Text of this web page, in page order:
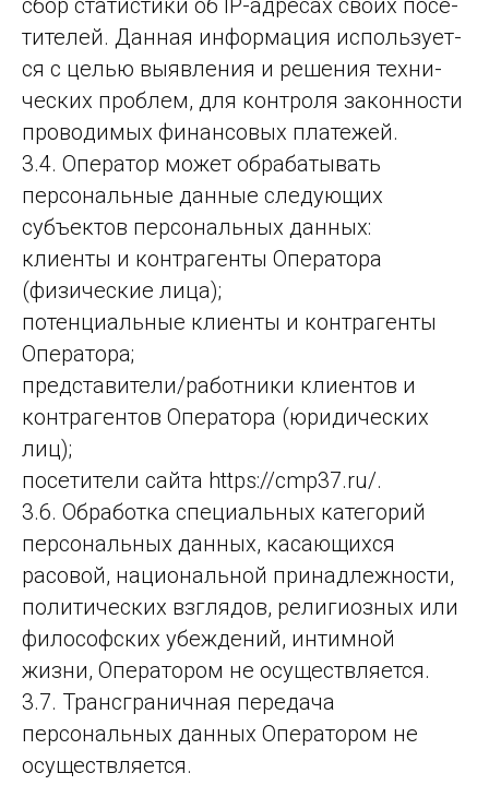
ти­те­лей. Дан­ная ин­фор­ма­ция ис­поль­зу­ет­
ся с целью вы­яв­ле­ния и ре­ше­ния тех­ни­
чес­ких проб­лем, для кон­тро­ля за­кон­нос­ти
про­во­ди­мых фи­нан­со­вых пла­те­жей.
3.4. Оператор может обрабатывать
персональные данные следующих
субъектов персональных данных:
клиенты и контрагенты Оператора
(физические лица);
потенциальные клиенты и контрагенты
Оператора;
представители/работники клиентов и
контрагентов Оператора (юридических
лиц);
посетители сайта https://cmp37.ru/.
3.6. Обработка специальных категорий
персональных данных, касающихся
расовой, национальной принадлежности,
политических взглядов, религиозных или
философских убеждений, интимной
жизни, Оператором не осуществляется.
3.7. Трансграничная передача
персональных данных Оператором не
осуществляется.